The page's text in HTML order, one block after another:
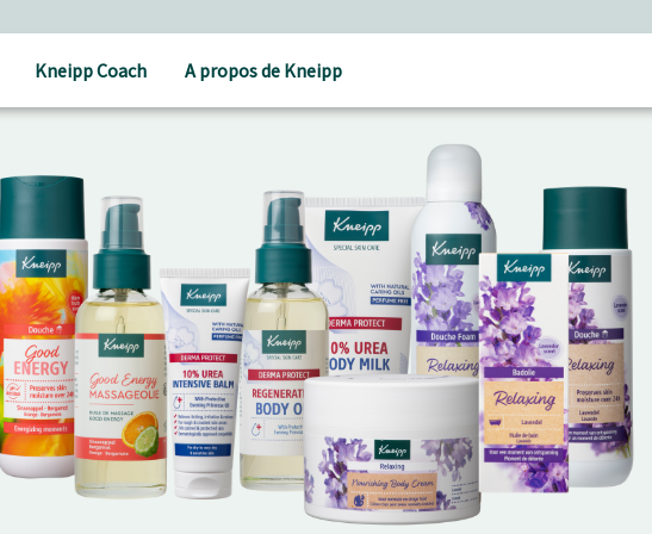
Kneipp Coach A propos de Kneipp